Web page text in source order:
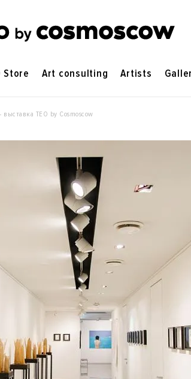
Store Art consulting Artists
выставка ТЕO by Cosmoscow